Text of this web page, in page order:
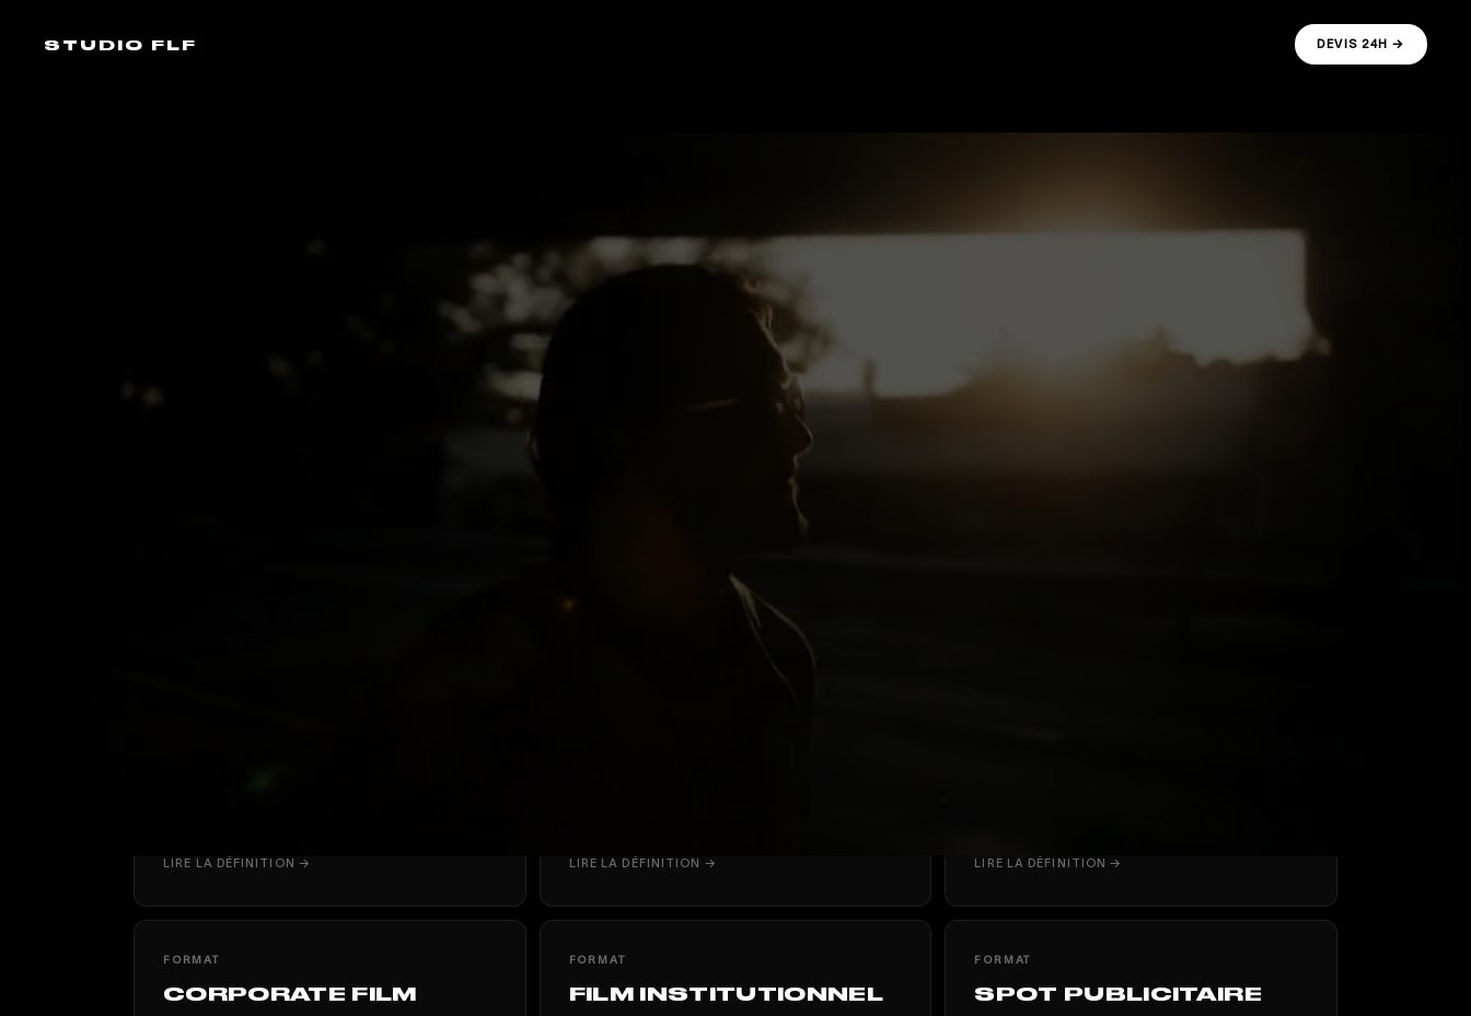
STUDIO FLF DEVIS 24H →
LEXIQUE
30 termes essentiels pour briefer une agence vidéo en 2026 · formats, méthodes,
post-production. Du brand film au sound design, du plan large au format vertical
LIRE LA DÉFINITION → LIRE LA DÉFINITION → LIRE LA DÉFINITION →
FORMAT
CORPORATE FILM
FORMAT
FILM INSTITUTIONNEL
FORMAT
SPOT PUBLICITAIRE